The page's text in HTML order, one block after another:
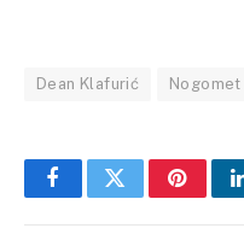
Dean Klafurić Nogomet
FacebookTwitter